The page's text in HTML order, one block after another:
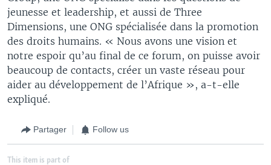
jeunesse et leadership, et aussi de Three
Dimensions, une ONG spécialisée dans la promotion
des droits humains. « Nous avons une vision et
notre espoir qu’au final de ce forum, on puisse avoir
beaucoup de contacts, créer un vaste réseau pour
aider au développement de l’Afrique », a-t-elle
expliqué.
Partager Follow us
This item is part of